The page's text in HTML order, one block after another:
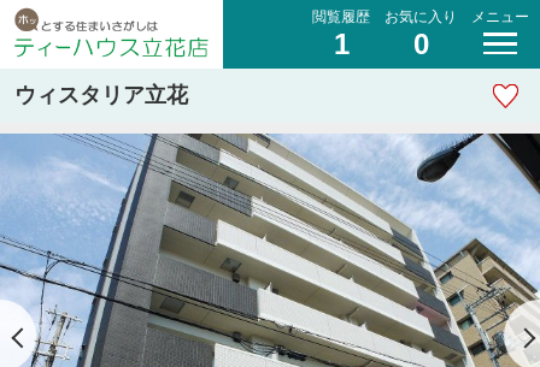
閲覧履歴
1
お気に入り
0
メニュー
ウィスタリア立花